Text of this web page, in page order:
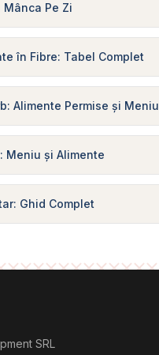
Mânca Pe Zi
în Fibre: Tabel Complet
Alimente Permise și Meniu
Meniu și Alimente
Ghid Complet
SRL